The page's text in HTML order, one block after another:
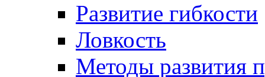
Развитие гибкости
Ловкость
Методы развития